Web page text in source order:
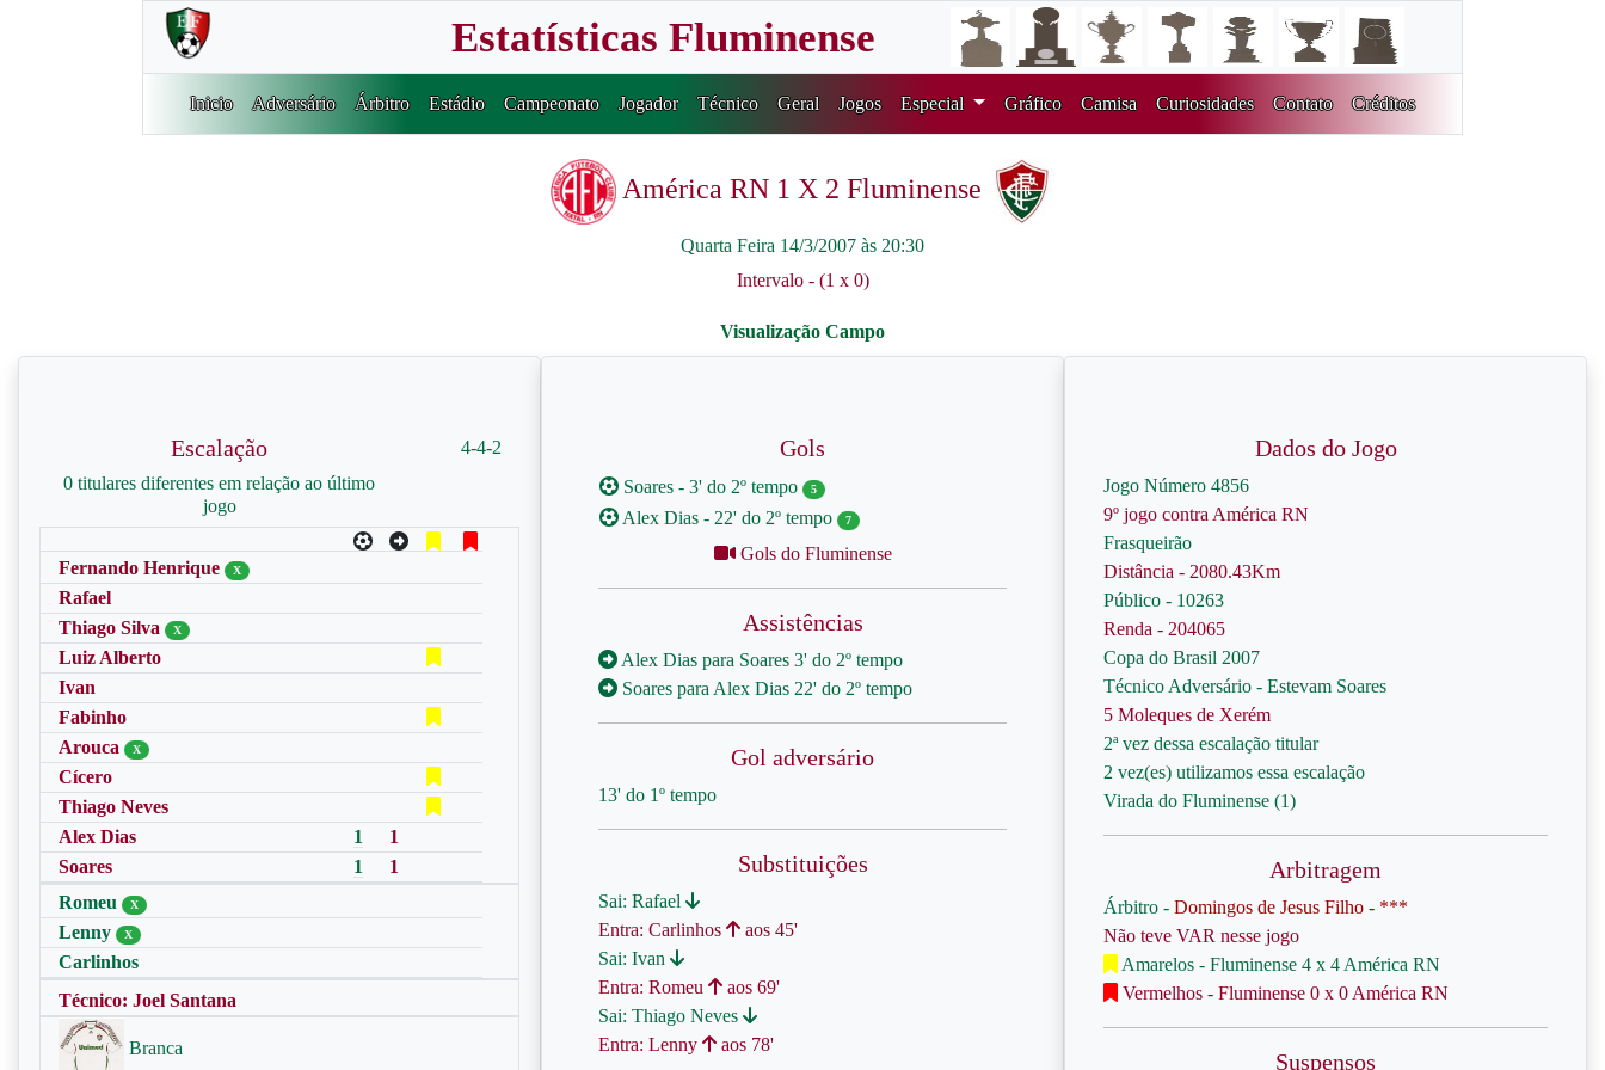
Estatísticas Fluminense
Inicio Adversário Árbitro Estádio Campeonato Jogador Técnico Geral Jogos Especial Gráfico Camisa Curiosidades Contato Créditos
América RN 1 X 2 Fluminense
Quarta Feira 14/3/2007 às 20:30
Intervalo - (1 x 0)
Escalação
0 titulares diferentes em relação ao último
jogo
4-4-2
Fernando Henrique X
Rafael
Thiago Silva
X
Luiz Alberto
Ivan
Fabinho
Arouca
X
Cícero
Thiago Neves
Alex Dias
1
1
Soares
1
1
Romeu
X
Lenny X
Carlinhos
Técnico: Joel Santana
Branca
Gols
Soares - 3' do 2º tempo 5
Alex Dias - 22' do 2º tempo 7
Gols do Fluminense
Assistências
Alex Dias para Soares 3' do 2º tempo
Soares para Alex Dias 22' do 2º tempo
Gol adversário
13' do 1º tempo
Substituições
Sai: Rafael
Entra: Carlinhos
aos 45'
Sai: Ivan
Entra: Romeu
aos 69'
Sai: Thiago Neves
Entra: Lenny
aos 78'
Dados do Jogo
Jogo Número 4856
9º jogo contra América RN
Frasqueirão
Distância - 2080.43Km
Público - 10263
Renda - 204065
Copa do Brasil 2007
Técnico Adversário - Estevam Soares
5 Moleques de Xerém
2ª vez dessa escalação titular
2 vez(es) utilizamos essa escalação
Virada do Fluminense (1)
Arbitragem
Árbitro - Domingos de Jesus Filho - ***
Não teve VAR nesse jogo
Amarelos - Fluminense 4 x 4 América RN
Vermelhos - Fluminense 0 x 0 América RN
Suspensos